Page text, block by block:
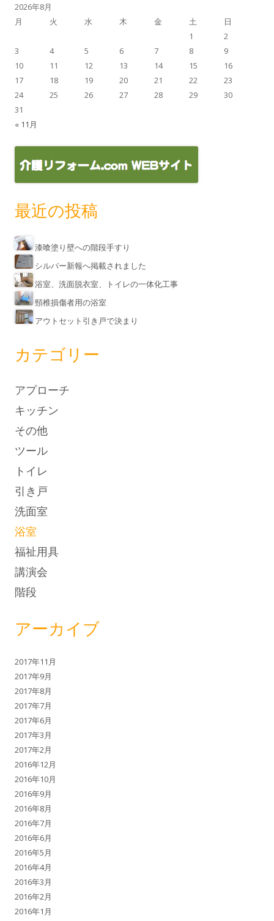
2026年8月
月
火 水 木 金 土 日
« 11月
1
2
3
4 5 6 7 8
9
10
11 12 13 14 15
16
17
18 19 20 21 22
23
24
25 26 27 28 29
30
31
最近の投稿
漆喰塗り壁への階段手すり
シルバー新報へ掲載されました
浴室、洗面脱衣室、トイレの一体化工事
頸椎損傷者用の浴室
アウトセット引き戸で決まり
カテゴリー
アプローチ
キッチン
その他
ツール
トイレ
引き戸
洗面室
浴室
福祉用具
講演会
階段
アーカイブ
2017年11月
2017年9月
2017年8月
2017年7月
2017年6月
2017年3月
2017年2月
2016年12月
2016年10月
2016年9月
2016年8月
2016年7月
2016年6月
2016年5月
2016年4月
2016年3月
2016年2月
2016年1月